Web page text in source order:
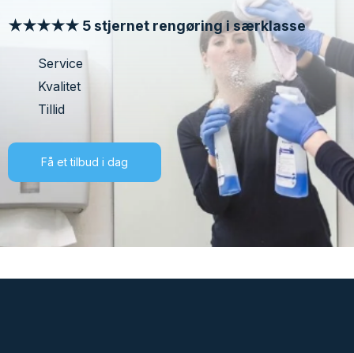
★★★★★ 5 stjernet rengøring i særklasse
Service
Kvalitet
Tillid
Få et tilbud i dag